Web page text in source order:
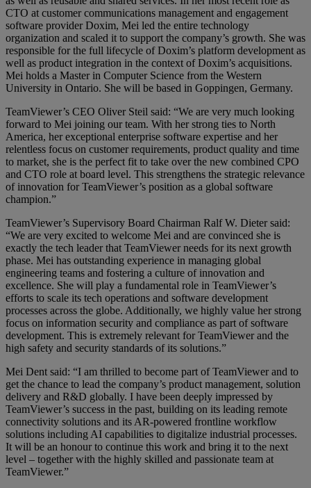
CTO at customer communications management and engagement
software provider Doxim, Mei led the entire technology
organization and scaled it to support the company’s growth. She was
responsible for the full lifecycle of Doxim’s platform development as
well as product integration in the context of Doxim’s acquisitions.
Mei holds a Master in Computer Science from the Western
University in Ontario. She will be based in Goppingen, Germany.
TeamViewer’s CEO Oliver Steil said: “We are very much looking
forward to Mei joining our team. With her strong ties to North
America, her exceptional enterprise software expertise and her
relentless focus on customer requirements, product quality and time
to market, she is the perfect fit to take over the new combined CPO
and CTO role at board level. This strengthens the strategic relevance
of innovation for TeamViewer’s position as a global software
champion.”
TeamViewer’s Supervisory Board Chairman Ralf W. Dieter said:
“We are very excited to welcome Mei and are convinced she is
exactly the tech leader that TeamViewer needs for its next growth
phase. Mei has outstanding experience in managing global
engineering teams and fostering a culture of innovation and
excellence. She will play a fundamental role in TeamViewer’s
efforts to scale its tech operations and software development
processes across the globe. Additionally, we highly value her strong
focus on information security and compliance as part of software
development. This is extremely relevant for TeamViewer and the
high safety and security standards of its solutions.”
Mei Dent said: “I am thrilled to become part of TeamViewer and to
get the chance to lead the company’s product management, solution
delivery and R&D globally. I have been deeply impressed by
TeamViewer’s success in the past, building on its leading remote
connectivity solutions and its AR-powered frontline workflow
solutions including AI capabilities to digitalize industrial processes.
It will be an honour to continue this work and bring it to the next
level – together with the highly skilled and passionate team at
TeamViewer.”